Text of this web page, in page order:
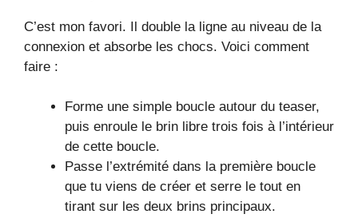
C’est mon favori. Il double la ligne au niveau de la
connexion et absorbe les chocs. Voici comment
faire :
Forme une simple boucle autour du teaser,
puis enroule le brin libre trois fois à l’intérieur
de cette boucle.
Passe l’extrémité dans la première boucle
que tu viens de créer et serre le tout en
tirant sur les deux brins principaux.